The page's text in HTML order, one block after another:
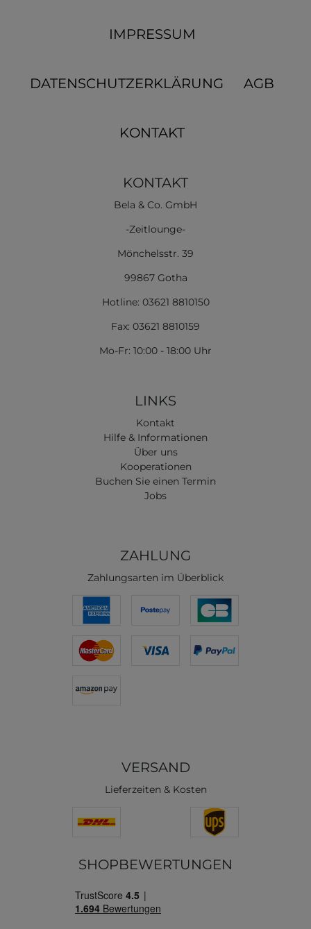
IMPRESSUM
DATENSCHUTZERKLÄRUNG AGB
KONTAKT
KONTAKT
Bela & Co. GmbH
-Zeitlounge-
Mönchelsstr. 39
99867 Gotha
Hotline: 03621 8810150
Fax: 03621 8810159
Mo-Fr: 10:00 - 18:00 Uhr
LINKS
Kontakt
Hilfe & Informationen
Über uns
Kooperationen
Buchen Sie einen Termin
Jobs
ZAHLUNG
Zahlungsarten im Überblick
VERSAND
Lieferzeiten & Kosten
SHOPBEWERTUNGEN